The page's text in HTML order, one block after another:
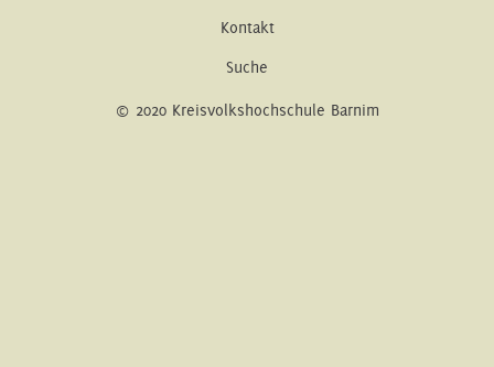
Kontakt
Suche
© 2020 Kreisvolkshochschule Barnim